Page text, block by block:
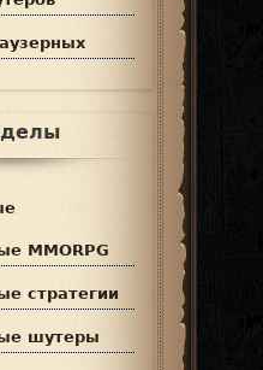
MMORPG
стратегии
шутеры